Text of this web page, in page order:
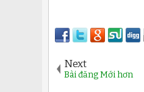
Next
Bài đăng Mới hơn